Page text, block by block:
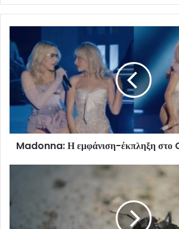
Madonna: Η εμφάνιση-έκπληξη